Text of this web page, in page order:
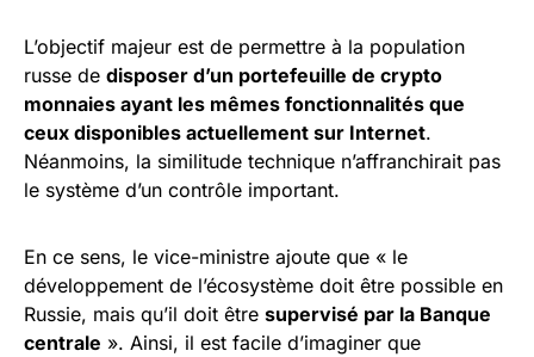
L’objectif majeur est de permettre à la population
russe de disposer d’un portefeuille de crypto
monnaies ayant les mêmes fonctionnalités que
ceux disponibles actuellement sur Internet.
Néanmoins, la similitude technique n’affranchirait pas
le système d’un contrôle important.
En ce sens, le vice-ministre ajoute que « le
développement de l’écosystème doit être possible en
Russie, mais qu’il doit être supervisé par la Banque
centrale ». Ainsi, il est facile d’imaginer que